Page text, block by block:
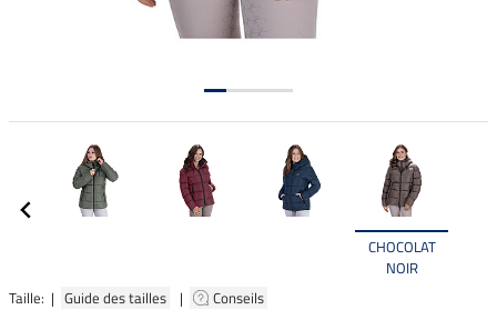
CHOCOLAT
NOIR
Taille: | Guide des tailles | Conseils